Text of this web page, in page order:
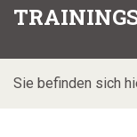
Sie befinden sich